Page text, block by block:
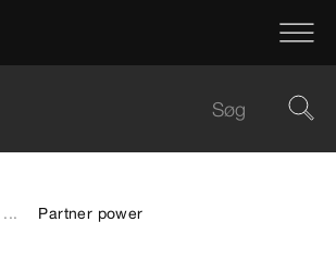
... Partner power